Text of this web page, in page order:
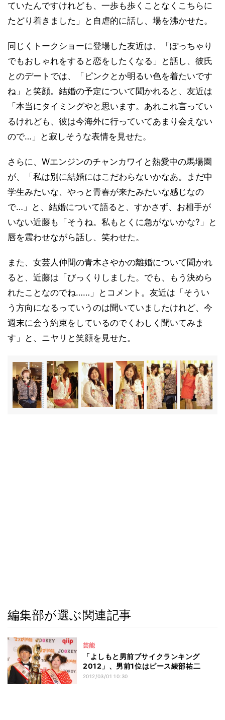
ていたんですけれども、一歩も歩くことなくこちらに
たどり着きました」と自虐的に話し、場を沸かせた。
同じくトークショーに登場した友近は、「ぽっちゃり
でもおしゃれをすると恋をしたくなる」と話し、彼氏
とのデートでは、「ピンクとか明るい色を着たいです
ね」と笑顔。結婚の予定について聞かれると、友近は
「本当にタイミングやと思います。あれこれ言ってい
るけれども、彼は今海外に行っていてあまり会えない
ので…」と寂しそうな表情を見せた。
さらに、Wエンジンのチャンカワイと熱愛中の馬場園
が、「私は別に結婚にはこだわらないかなあ。まだ中
学生みたいな、やっと青春が来たみたいな感じなの
で…」と、結婚について語ると、すかさず、お相手が
いない近藤も「そうね。私もとくに急がないかな?」と
唇を震わせながら話し、笑わせた。
また、女芸人仲間の青木さやかの離婚について聞かれ
ると、近藤は「びっくりしました。でも、もう決めら
れたことなのでね……」とコメント。友近は「そうい
う方向になるっていうのは聞いていましたけれど、今
週末に会う約束をしているのでくわしく聞いてみま
す」と、ニヤリと笑顔を見せた。
編集部が選ぶ関連記事
芸能
「よしもと男前ブサイクランキング
2012」、男前1位はピース綾部祐二
2012/03/01 10:30